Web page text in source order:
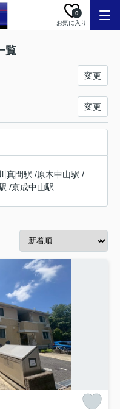
お気に入り
0
覧
変更
変更
真間駅 /原木中山駅 /
/京成中山駅